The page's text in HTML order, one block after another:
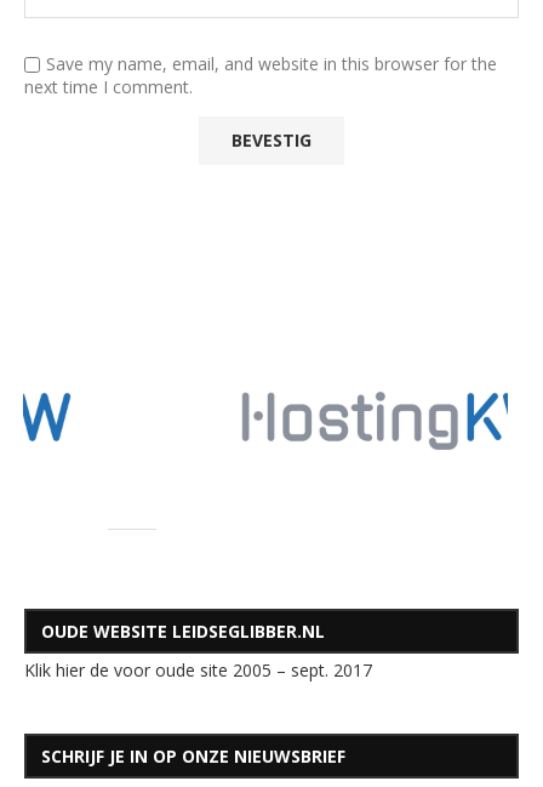
Save my name, email, and website in this browser for the
next time I comment.
OUDE WEBSITE LEIDSEGLIBBER.NL
Klik hier de voor oude site 2005 – sept. 2017
SCHRIJF JE IN OP ONZE NIEUWSBRIEF